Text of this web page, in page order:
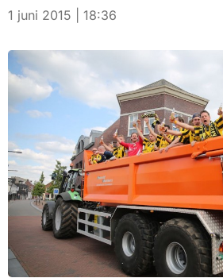
1 juni 2015 | 18:36